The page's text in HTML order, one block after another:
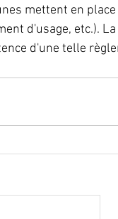
mettent en
d'usage, etc.).
d'une telle